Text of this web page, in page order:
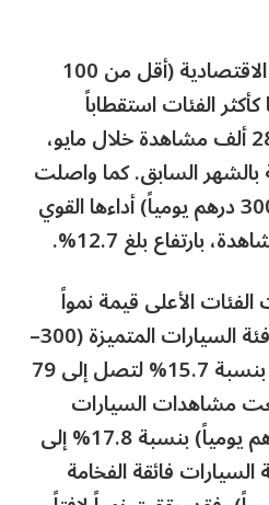
وحافظت فئة السيارات الاقتصادية (أقل من 100
الفئات استقطاباً
للاهتمام، محققة نحو 285 ألف مشاهدة خلال مايو،
31% مقارنة بالشهر السابق. كما واصلت
الفئة المتوسطة (100–300 درهم يومياً) أداءها القوي
الأعلى قيمة نمواً
متواصلاً، حيث سجلت فئة السيارات المتميزة (300–
500 درهم يومياً) ارتفاعاً بنسبة 15.7% لتصل إلى 79
مشاهدات السيارات
الفاخرة (500–1,000 درهم يومياً) بنسبة 17.8% إلى
السيارات فائقة الفخامة